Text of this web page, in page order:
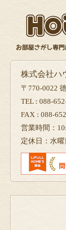
株式会社ハ
〒770-0022
TEL : 088-
FAX : 088-
営業時間：
定休日：水曜